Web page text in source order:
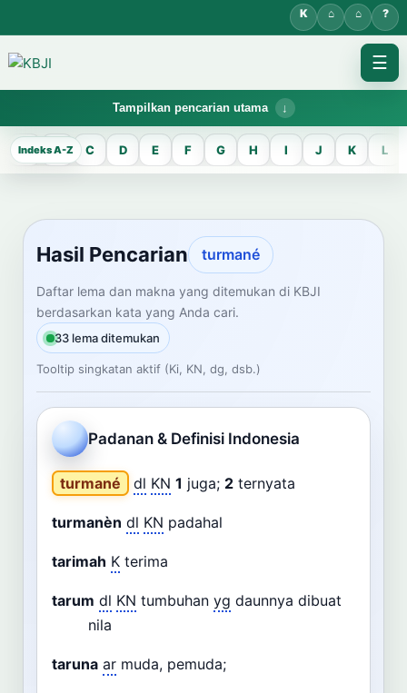
☰
Tampilkan pencarian utama
KBJI WORKSPACE
Hasil Pencarian
Temukan lema Jawa dan maknanya dalam bahasa Indonesia saat
mengelola data Kamus Bahasa Jawa-Indonesia.
CARI LEMA JAWA
Masukkan kata Jawa
Dashboard Pencarian
A B C D E F G H I J K L
Hasil Pencarian turmané
Daftar lema dan makna yang ditemukan di KBJI
berdasarkan kata yang Anda cari.
33 lema ditemukan
Tooltip singkatan aktif (Ki, KN, dg, dsb.)
Padanan & Definisi Indonesia
turmané dl KN 1 juga; 2 ternyata
turmanèn dl KN padahal
tarimah K terima
tarum dl KN tumbuhan yg daunnya dibuat
nila
taruna ar muda, pemuda;